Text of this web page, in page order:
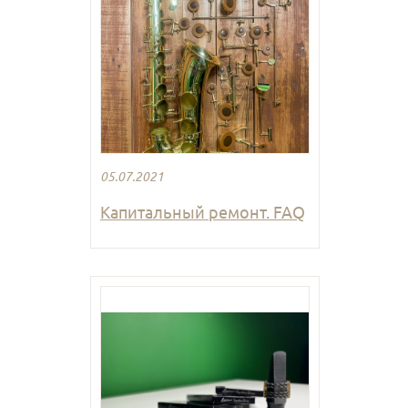
05.07.2021
Капитальный ремонт. FAQ